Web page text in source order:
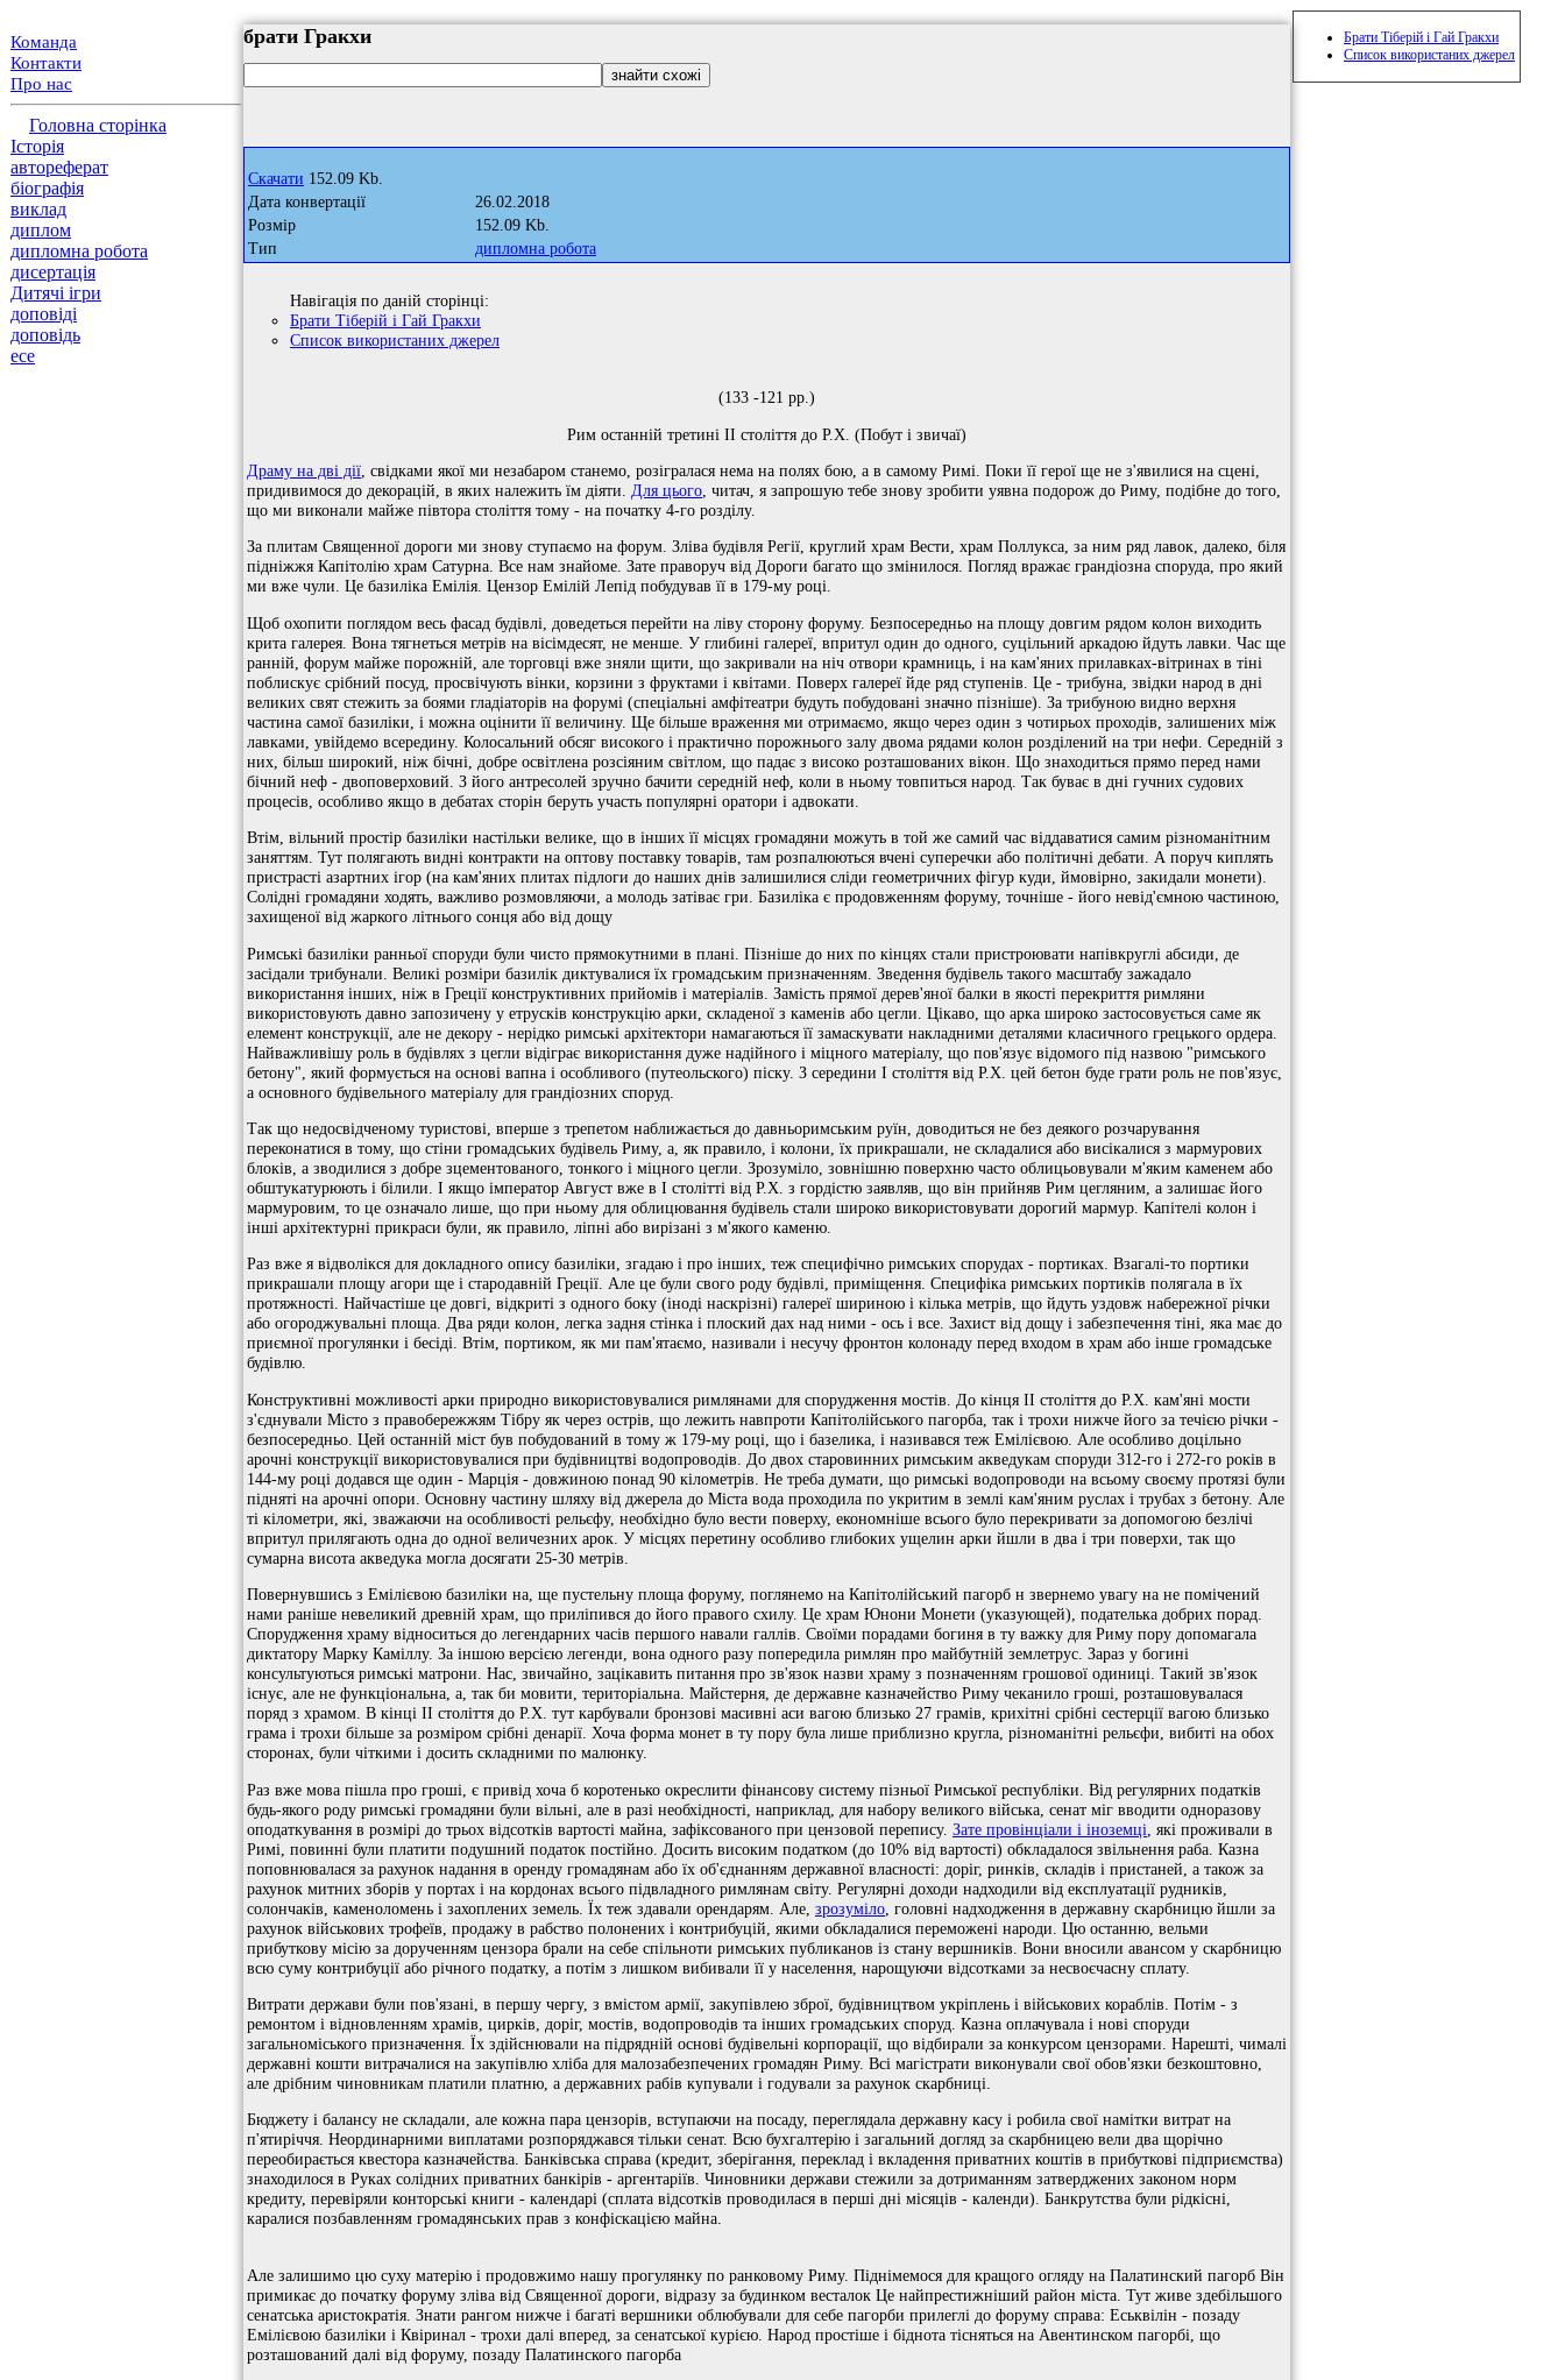
Команда
Контакти
Про нас
Головна сторінка
Історія
автореферат
біографія
виклад
диплом
дипломна робота
дисертація
Дитячі ігри
доповіді
доповідь
есе
брати Гракхи
Скачати 152.09 Kb.
Дата конвертації
26.02.2018
Розмір
152.09 Kb.
Тип
дипломна робота
Навігація по даній сторінці:
Брати Тіберій і Гай Гракхи
Список використаних джерел
(133 -121 рр.)
Рим останній третині II століття до Р.Х. (Побут і звичаї)
Драму на дві дії , свідками якої ми незабаром станемо, розігралася нема на полях бою, а в самому Римі. Поки її герої ще не з'явилися на сцені,
придивимося до декорацій, в яких належить їм діяти. Для цього , читач, я запрошую тебе знову зробити уявна подорож до Риму, подібне до того,
що ми виконали майже півтора століття тому - на початку 4-го розділу.
За плитам Священної дороги ми знову ступаємо на форум. Зліва будівля Регії, круглий храм Вести, храм Поллукса, за ним ряд лавок, далеко, біля
підніжжя Капітолію храм Сатурна. Все нам знайоме. Зате праворуч від Дороги багато що змінилося. Погляд вражає грандіозна споруда, про який
ми вже чули. Це базиліка Емілія. Цензор Емілій Лепід побудував її в 179-му році.
Щоб охопити поглядом весь фасад будівлі, доведеться перейти на ліву сторону форуму. Безпосередньо на площу довгим рядом колон виходить
крита галерея. Вона тягнеться метрів на вісімдесят, не менше. У глибині галереї, впритул один до одного, суцільний аркадою йдуть лавки. Час ще
ранній, форум майже порожній, але торговці вже зняли щити, що закривали на ніч отвори крамниць, і на кам'яних прилавках-вітринах в тіні
поблискує срібний посуд, просвічують вінки, корзини з фруктами і квітами. Поверх галереї йде ряд ступенів. Це - трибуна, звідки народ в дні
великих свят стежить за боями гладіаторів на форумі (спеціальні амфітеатри будуть побудовані значно пізніше). За трибуною видно верхня
частина самої базиліки, і можна оцінити її величину. Ще більше враження ми отримаємо, якщо через один з чотирьох проходів, залишених між
лавками, увійдемо всередину. Колосальний обсяг високого і практично порожнього залу двома рядами колон розділений на три нефи. Середній з
них, більш широкий, ніж бічні, добре освітлена розсіяним світлом, що падає з високо розташованих вікон. Що знаходиться прямо перед нами
бічний неф - двоповерховий. З його антресолей зручно бачити середній неф, коли в ньому товпиться народ. Так буває в дні гучних судових
процесів, особливо якщо в дебатах сторін беруть участь популярні оратори і адвокати.
Втім, вільний простір базиліки настільки велике, що в інших її місцях громадяни можуть в той же самий час віддаватися самим різноманітним
заняттям. Тут полягають видні контракти на оптову поставку товарів, там розпалюються вчені суперечки або політичні дебати. А поруч киплять
пристрасті азартних ігор (на кам'яних плитах підлоги до наших днів залишилися сліди геометричних фігур куди, ймовірно, закидали монети).
Солідні громадяни ходять, важливо розмовляючи, а молодь затіває гри. Базиліка є продовженням форуму, точніше - його невід'ємною частиною,
захищеної від жаркого літнього сонця або від дощу
Римські базиліки ранньої споруди були чисто прямокутними в плані. Пізніше до них по кінцях стали пристроювати напівкруглі абсиди, де
засідали трибунали. Великі розміри базилік диктувалися їх громадським призначенням. Зведення будівель такого масштабу зажадало
використання інших, ніж в Греції конструктивних прийомів і матеріалів. Замість прямої дерев'яної балки в якості перекриття римляни
використовують давно запозичену у етрусків конструкцію арки, складеної з каменів або цегли. Цікаво, що арка широко застосовується саме як
елемент конструкції, але не декору - нерідко римські архітектори намагаються її замаскувати накладними деталями класичного грецького ордера.
Найважливішу роль в будівлях з цегли відіграє використання дуже надійного і міцного матеріалу, що пов'язує відомого під назвою "римського
бетону", який формується на основі вапна і особливого (путеольского) піску. З середини I століття від Р.Х. цей бетон буде грати роль не пов'язує,
а основного будівельного матеріалу для грандіозних споруд.
Так що недосвідченому туристові, вперше з трепетом наближається до давньоримським руїн, доводиться не без деякого розчарування
переконатися в тому, що стіни громадських будівель Риму, а, як правило, і колони, їх прикрашали, не складалися або висікалися з мармурових
блоків, а зводилися з добре зцементованого, тонкого і міцного цегли. Зрозуміло, зовнішню поверхню часто облицьовували м'яким каменем або
обштукатурюють і білили. І якщо імператор Август вже в I столітті від Р.Х. з гордістю заявляв, що він прийняв Рим цегляним, а залишає його
мармуровим, то це означало лише, що при ньому для облицювання будівель стали широко використовувати дорогий мармур. Капітелі колон і
інші архітектурні прикраси були, як правило, ліпні або вирізані з м'якого каменю.
Раз вже я відволікся для докладного опису базиліки, згадаю і про інших, теж специфічно римських спорудах - портиках. Взагалі-то портики
прикрашали площу агори ще і стародавній Греції. Але це були свого роду будівлі, приміщення. Специфіка римських портиків полягала в їх
протяжності. Найчастіше це довгі, відкриті з одного боку (іноді наскрізні) галереї шириною і кілька метрів, що йдуть уздовж набережної річки
або огороджувальні площа. Два ряди колон, легка задня стінка і плоский дах над ними - ось і все. Захист від дощу і забезпечення тіні, яка має до
приємної прогулянки і бесіді. Втім, портиком, як ми пам'ятаємо, називали і несучу фронтон колонаду перед входом в храм або інше громадське
будівлю.
Конструктивні можливості арки природно використовувалися римлянами для спорудження мостів. До кінця II століття до Р.Х. кам'яні мости
з'єднували Місто з правобережжям Тібру як через острів, що лежить навпроти Капітолійського пагорба, так і трохи нижче його за течією річки -
безпосередньо. Цей останній міст був побудований в тому ж 179-му році, що і базелика, і називався теж Емілієвою. Але особливо доцільно
арочні конструкції використовувалися при будівництві водопроводів. До двох старовинних римським акведукам споруди 312-го і 272-го років в
144-му році додався ще один - Марція - довжиною понад 90 кілометрів. Не треба думати, що римські водопроводи на всьому своєму протязі були
підняті на арочні опори. Основну частину шляху від джерела до Міста вода проходила по укритим в землі кам'яним руслах і трубах з бетону. Але
ті кілометри, які, зважаючи на особливості рельєфу, необхідно було вести поверху, економніше всього було перекривати за допомогою безлічі
впритул прилягають одна до одної величезних арок. У місцях перетину особливо глибоких ущелин арки йшли в два і три поверхи, так що
сумарна висота акведука могла досягати 25-30 метрів.
Повернувшись з Емілієвою базиліки на, ще пустельну площа форуму, поглянемо на Капітолійський пагорб н звернемо увагу на не помічений
нами раніше невеликий древній храм, що приліпився до його правого схилу. Це храм Юнони Монети (указующей), подателька добрих порад.
Спорудження храму відноситься до легендарних часів першого навали галлів. Своїми порадами богиня в ту важку для Риму пору допомагала
диктатору Марку Каміллу. За іншою версією легенди, вона одного разу попередила римлян про майбутній землетрус. Зараз у богині
консультуються римські матрони. Нас, звичайно, зацікавить питання про зв'язок назви храму з позначенням грошової одиниці. Такий зв'язок
існує, але не функціональна, а, так би мовити, територіальна. Майстерня, де державне казначейство Риму чеканило гроші, розташовувалася
поряд з храмом. В кінці II століття до Р.Х. тут карбували бронзові масивні аси вагою близько 27 грамів, крихітні срібні сестерції вагою близько
грама і трохи більше за розміром срібні денарії. Хоча форма монет в ту пору була лише приблизно кругла, різноманітні рельєфи, вибиті на обох
сторонах, були чіткими і досить складними по малюнку.
Раз вже мова пішла про гроші, є привід хоча б коротенько окреслити фінансову систему пізньої Римської республіки. Від регулярних податків
будь-якого роду римські громадяни були вільні, але в разі необхідності, наприклад, для набору великого війська, сенат міг вводити одноразову
оподаткування в розмірі до трьох відсотків вартості майна, зафіксованого при цензовой перепису. Зате провінціали і іноземці , які проживали в
Римі, повинні були платити подушний податок постійно. Досить високим податком (до 10% від вартості) обкладалося звільнення раба. Казна
поповнювалася за рахунок надання в оренду громадянам або їх об'єднанням державної власності: доріг, ринків, складів і пристаней, а також за
рахунок митних зборів у портах і на кордонах всього підвладного римлянам світу. Регулярні доходи надходили від експлуатації рудників,
солончаків, каменоломень і захоплених земель. Їх теж здавали орендарям. Але, зрозуміло , головні надходження в державну скарбницю йшли за
рахунок військових трофеїв, продажу в рабство полонених і контрибуцій, якими обкладалися переможені народи. Цю останню, вельми
прибуткову місію за дорученням цензора брали на себе спільноти римських публиканов із стану вершників. Вони вносили авансом у скарбницю
всю суму контрибуції або річного податку, а потім з лишком вибивали її у населення, нарощуючи відсотками за несвоєчасну сплату.
Витрати держави були пов'язані, в першу чергу, з вмістом армії, закупівлею зброї, будівництвом укріплень і військових кораблів. Потім - з
ремонтом і відновленням храмів, цирків, доріг, мостів, водопроводів та інших громадських споруд. Казна оплачувала і нові споруди
загальноміського призначення. Їх здійснювали на підрядній основі будівельні корпорації, що відбирали за конкурсом цензорами. Нарешті, чималі
державні кошти витрачалися на закупівлю хліба для малозабезпечених громадян Риму. Всі магістрати виконували свої обов'язки безкоштовно,
але дрібним чиновникам платили платню, а державних рабів купували і годували за рахунок скарбниці.
Бюджету і балансу не складали, але кожна пара цензорів, вступаючи на посаду, переглядала державну касу і робила свої намітки витрат на
п'ятиріччя. Неординарними виплатами розпоряджався тільки сенат. Всю бухгалтерію і загальний догляд за скарбницею вели два щорічно
переобирається квестора казначейства. Банківська справа (кредит, зберігання, переклад і вкладення приватних коштів в прибуткові підприємства)
знаходилося в Руках солідних приватних банкірів - аргентаріїв. Чиновники держави стежили за дотриманням затверджених законом норм
кредиту, перевіряли конторські книги - календарі (сплата відсотків проводилася в перші дні місяців - календи). Банкрутства були рідкісні,
каралися позбавленням громадянських прав з конфіскацією майна.
Але залишимо цю суху матерію і продовжимо нашу прогулянку по ранковому Риму. Піднімемося для кращого огляду на Палатинский пагорб Він
примикає до початку форуму зліва від Священної дороги, відразу за будинком весталок Це найпрестижніший район міста. Тут живе здебільшого
сенатська аристократія. Знати рангом нижче і багаті вершники облюбували для себе пагорби прилеглі до форуму справа: Еськвілін - позаду
Емілієвою базиліки і Квіринал - трохи далі вперед, за сенатської курією. Народ простіше і біднота тісняться на Авентинском пагорбі, що
розташований далі від форуму, позаду Палатинского пагорба
Брати Тіберій і Гай Гракхи
Список використаних джерел